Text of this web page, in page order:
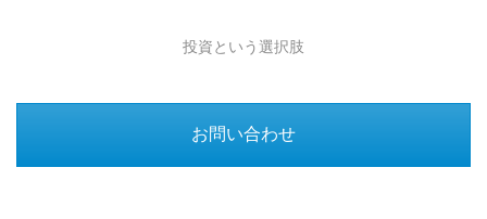
投資という選択肢
お問い合わせ